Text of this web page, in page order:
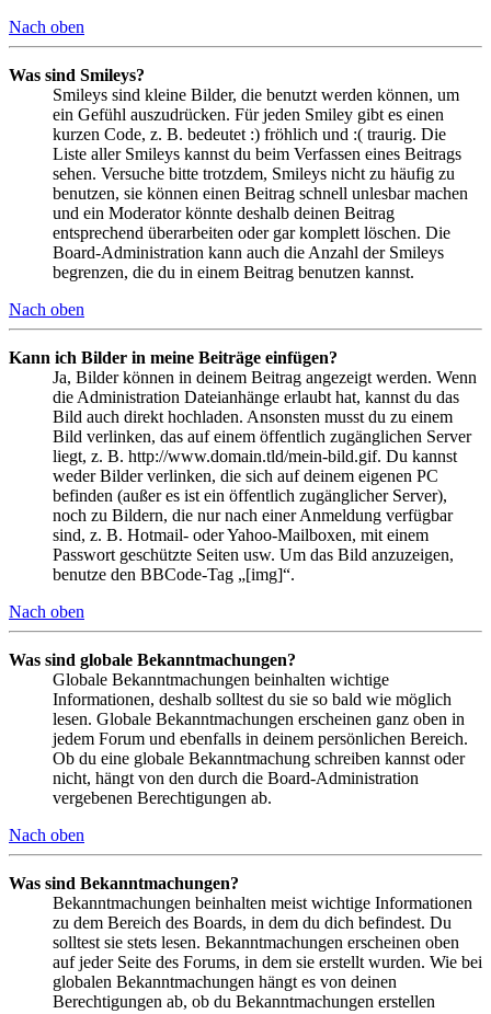
Nach oben
Was sind Smileys?
Smileys sind kleine Bilder, die benutzt werden können, um
ein Gefühl auszudrücken. Für jeden Smiley gibt es einen
kurzen Code, z. B. bedeutet :) fröhlich und :( traurig. Die
Liste aller Smileys kannst du beim Verfassen eines Beitrags
sehen. Versuche bitte trotzdem, Smileys nicht zu häufig zu
benutzen, sie können einen Beitrag schnell unlesbar machen
und ein Moderator könnte deshalb deinen Beitrag
entsprechend überarbeiten oder gar komplett löschen. Die
Board-Administration kann auch die Anzahl der Smileys
begrenzen, die du in einem Beitrag benutzen kannst.
Nach oben
Kann ich Bilder in meine Beiträge einfügen?
Ja, Bilder können in deinem Beitrag angezeigt werden. Wenn
die Administration Dateianhänge erlaubt hat, kannst du das
Bild auch direkt hochladen. Ansonsten musst du zu einem
Bild verlinken, das auf einem öffentlich zugänglichen Server
liegt, z. B. http://www.domain.tld/mein-bild.gif. Du kannst
weder Bilder verlinken, die sich auf deinem eigenen PC
befinden (außer es ist ein öffentlich zugänglicher Server),
noch zu Bildern, die nur nach einer Anmeldung verfügbar
sind, z. B. Hotmail- oder Yahoo-Mailboxen, mit einem
Passwort geschützte Seiten usw. Um das Bild anzuzeigen,
benutze den BBCode-Tag „[img]“.
Nach oben
Was sind globale Bekanntmachungen?
Globale Bekanntmachungen beinhalten wichtige
Informationen, deshalb solltest du sie so bald wie möglich
lesen. Globale Bekanntmachungen erscheinen ganz oben in
jedem Forum und ebenfalls in deinem persönlichen Bereich.
Ob du eine globale Bekanntmachung schreiben kannst oder
nicht, hängt von den durch die Board-Administration
vergebenen Berechtigungen ab.
Nach oben
Was sind Bekanntmachungen?
Bekanntmachungen beinhalten meist wichtige Informationen
zu dem Bereich des Boards, in dem du dich befindest. Du
solltest sie stets lesen. Bekanntmachungen erscheinen oben
auf jeder Seite des Forums, in dem sie erstellt wurden. Wie bei
globalen Bekanntmachungen hängt es von deinen
Berechtigungen ab, ob du Bekanntmachungen erstellen